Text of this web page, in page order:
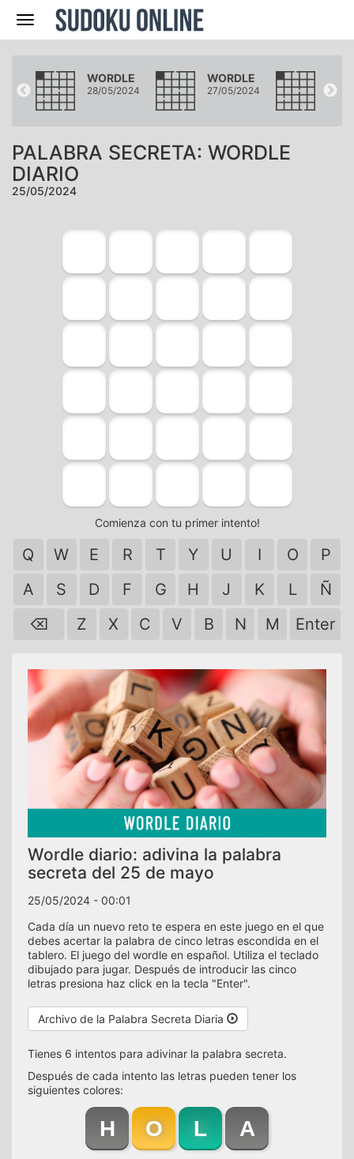
Navegación
WORDLE
28/05/2024
WORDLE
27/05/2024 26/
PALABRA SECRETA: WORDLE
DIARIO
25/05/2024
Comienza con tu primer intento!
Q W E R T Y U I O
P
A
S D F G H J K L
Ñ
⌫
Z X C V B N M Enter
Wordle diario: adivina la palabra
secreta del 25 de mayo
25/05/2024 - 00:01
Cada día un nuevo reto te espera en este juego en el que
debes acertar la palabra de cinco letras escondida en el
tablero. El juego del wordle en español. Utiliza el teclado
dibujado para jugar. Después de introducir las cinco
letras presiona haz click en la tecla "Enter".
Archivo de la Palabra Secreta Diaria
Tienes 6 intentos para adivinar la palabra secreta.
Después de cada intento las letras pueden tener los
siguientes colores:
H O L A